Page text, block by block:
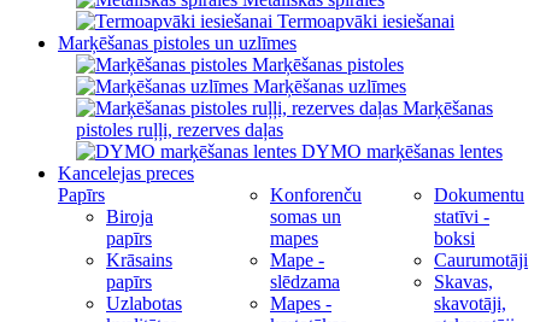
Termoapvāki iesiešanai
Marķēšanas pistoles un uzlīmes
Marķēšanas pistoles
Marķēšanas uzlīmes
Marķēšanas
pistoles ruļļi, rezerves daļas
DYMO marķēšanas lentes
Kancelejas preces
Papīrs
Biroja
papīrs
Krāsains
papīrs
Uzlabotas
Konforenču
somas un
mapes
Mape -
slēdzama
Mapes -
Dokumentu
statīvi -
boksi
Caurumotāji
Skavas,
skavotāji,